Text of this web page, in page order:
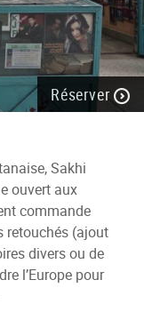
Réserver
Sakhi
ouvert aux
commande
retouchés (ajout
divers ou de
l’Europe pour